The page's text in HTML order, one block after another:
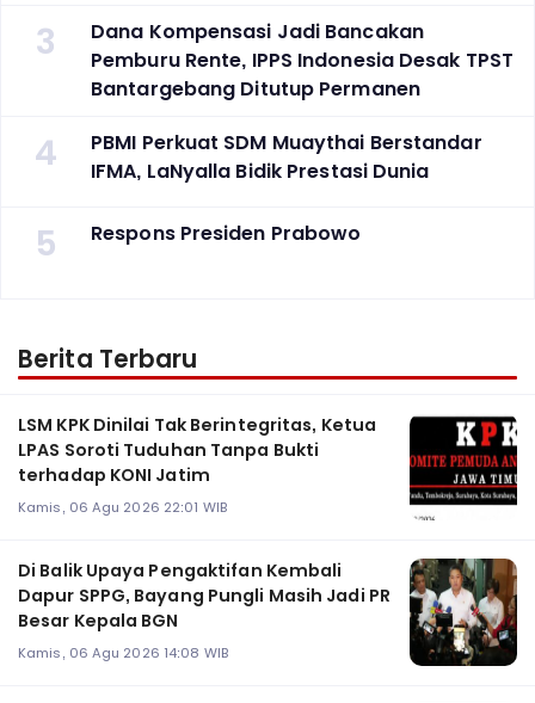
3
Dana Kompensasi Jadi Bancakan
Pemburu Rente, IPPS Indonesia Desak TPST
Bantargebang Ditutup Permanen
4
PBMI Perkuat SDM Muaythai Berstandar
IFMA, LaNyalla Bidik Prestasi Dunia
5 Respons Presiden Prabowo
Berita Terbaru
LSM KPK Dinilai Tak Berintegritas, Ketua
LPAS Soroti Tuduhan Tanpa Bukti
terhadap KONI Jatim
Kamis, 06 Agu 2026 22:01 WIB
Di Balik Upaya Pengaktifan Kembali
Dapur SPPG, Bayang Pungli Masih Jadi PR
Besar Kepala BGN
Kamis, 06 Agu 2026 14:08 WIB